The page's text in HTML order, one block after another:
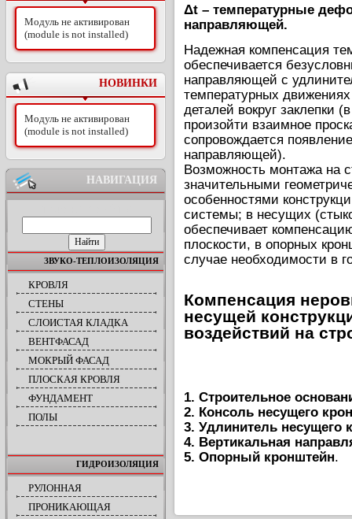
Модуль не активирован
(module is not installed)
НОВИНКИ
Модуль не активирован
(module is not installed)
НАВИГАЦИЯ
ЗВУКО-ТЕПЛОИЗОЛЯЦИЯ
КРОВЛЯ
СТЕНЫ
СЛОИСТАЯ КЛАДКА
ВЕНТФАСАД
МОКРЫЙ ФАСАД
ПЛОСКАЯ КРОВЛЯ
ФУНДАМЕНТ
ПОЛЫ
ГИДРОИЗОЛЯЦИЯ
РУЛОННАЯ
ПРОНИКАЮЩАЯ
Δt – температурные
направляющей.
Надежная компенсация
обеспечивается
направляющей с
температурных
деталей вокруг заклепки
произойти взаимное
сопровождается
направляющей).
Возможность монтажа на
значительными
особенностями
системы; в несущих
обеспечивает
плоскости, в опорных
случае необходимости в
Компенсация
несущей
воздействий на
1. Строительное
2. Консоль несущего
3. Удлинитель несущего
4. Вертикальная
5. Опорный кронштейн.